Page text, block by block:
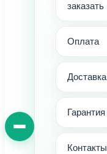
заказать
Оплата
Доставка
Гарантия
Контакты